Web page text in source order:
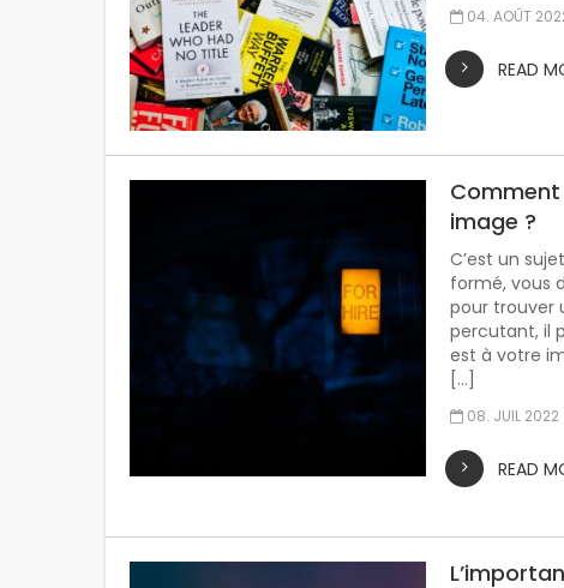
04. AOÛT
READ
image ?
C’est un
formé, vous
pour trouver
percutant, il
est à votre
[…]
08. JUIL 2022
READ